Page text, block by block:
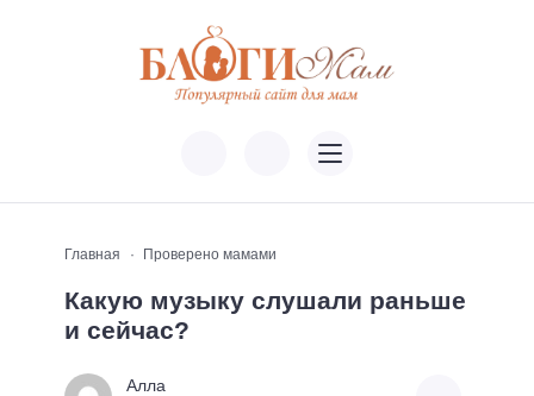
Главная Проверено мамами
Какую музыку слушали раньше
и сейчас?
Алла